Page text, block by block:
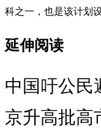
科之一，也是该计划
延伸阅读
中国吁公民
京升高批高